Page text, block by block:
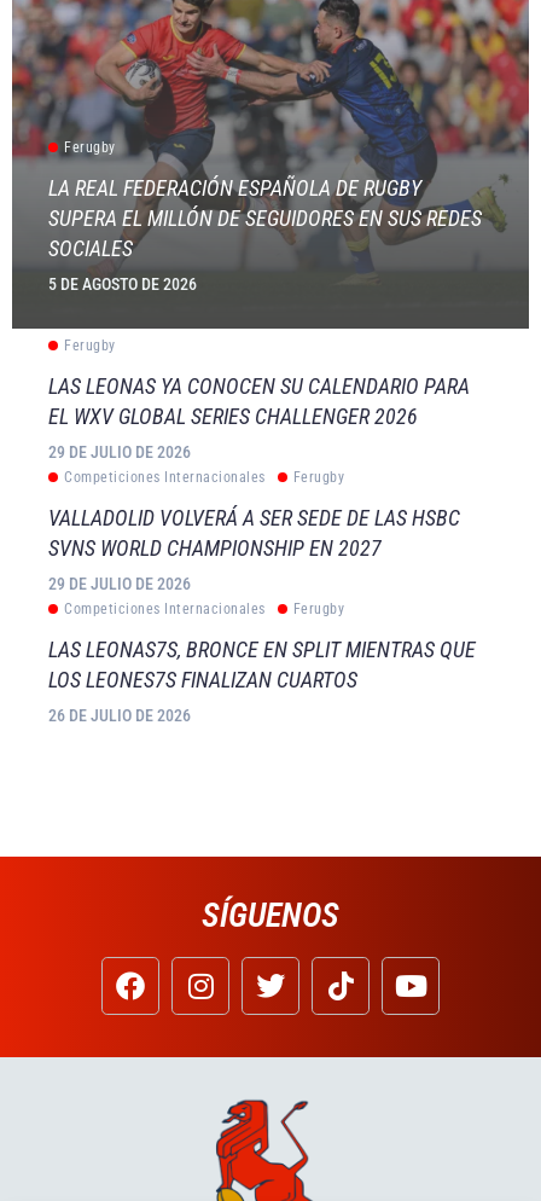
Ferugby
LA REAL FEDERACIÓN ESPAÑOLA DE RUGBY
SUPERA EL MILLÓN DE SEGUIDORES EN SUS REDES
SOCIALES
5 DE AGOSTO DE 2026
Ferugby
LAS LEONAS YA CONOCEN SU CALENDARIO PARA
EL WXV GLOBAL SERIES CHALLENGER 2026
29 DE JULIO DE 2026
Competiciones Internacionales Ferugby
VALLADOLID VOLVERÁ A SER SEDE DE LAS HSBC
SVNS WORLD CHAMPIONSHIP EN 2027
29 DE JULIO DE 2026
Competiciones Internacionales Ferugby
LAS LEONAS7S, BRONCE EN SPLIT MIENTRAS QUE
LOS LEONES7S FINALIZAN CUARTOS
26 DE JULIO DE 2026
SÍGUENOS